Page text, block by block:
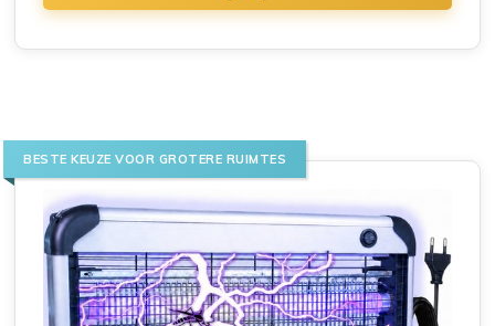
BESTE KEUZE VOOR GROTERE RUIMTES